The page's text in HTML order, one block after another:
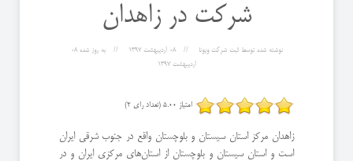
شرکت در زاهدان
نوشته شده توسطثبت شرکت ویونا 08 ارديبهشت 1397 به روز شده08
ارديبهشت 1397
امتیاز 5.00 (تعداد رای 2)
زاهدان مرکز استان سیستان و بلوچستان واقع در جنوب شرقی ایران
است و استان سیستان و بلوچستان از استان‌های مرکزی ایران و در